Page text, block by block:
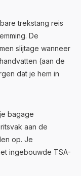
trekstang reis
De
slijtage wanneer
(aan de
dat je hem in
bagage
aan de
op. Je
ingebouwde TSA-